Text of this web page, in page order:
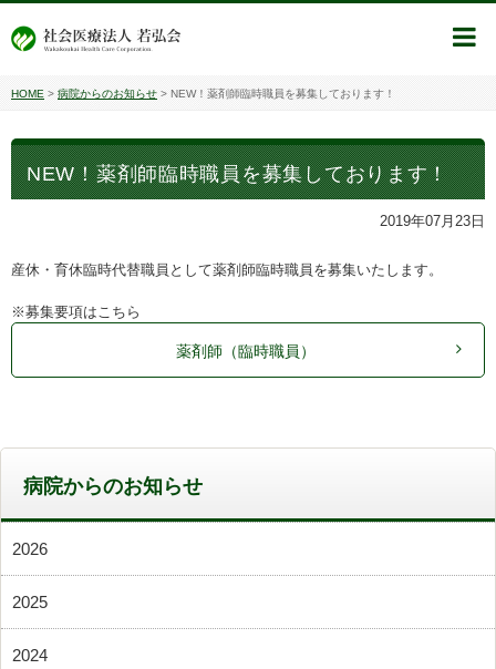
HOME > 病院からのお知らせ > NEW！薬剤師臨時職員を募集しております！
NEW！薬剤師臨時職員を募集しております！
2019年07月23日
産休・育休臨時代替職員として薬剤師臨時職員を募集いたします。
※募集要項はこちら
薬剤師（臨時職員）
病院からのお知らせ
2026
2025
2024